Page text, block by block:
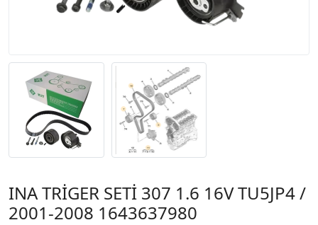
INA TRİGER SETİ 307 1.6 16V TU5JP4 /
2001-2008 1643637980